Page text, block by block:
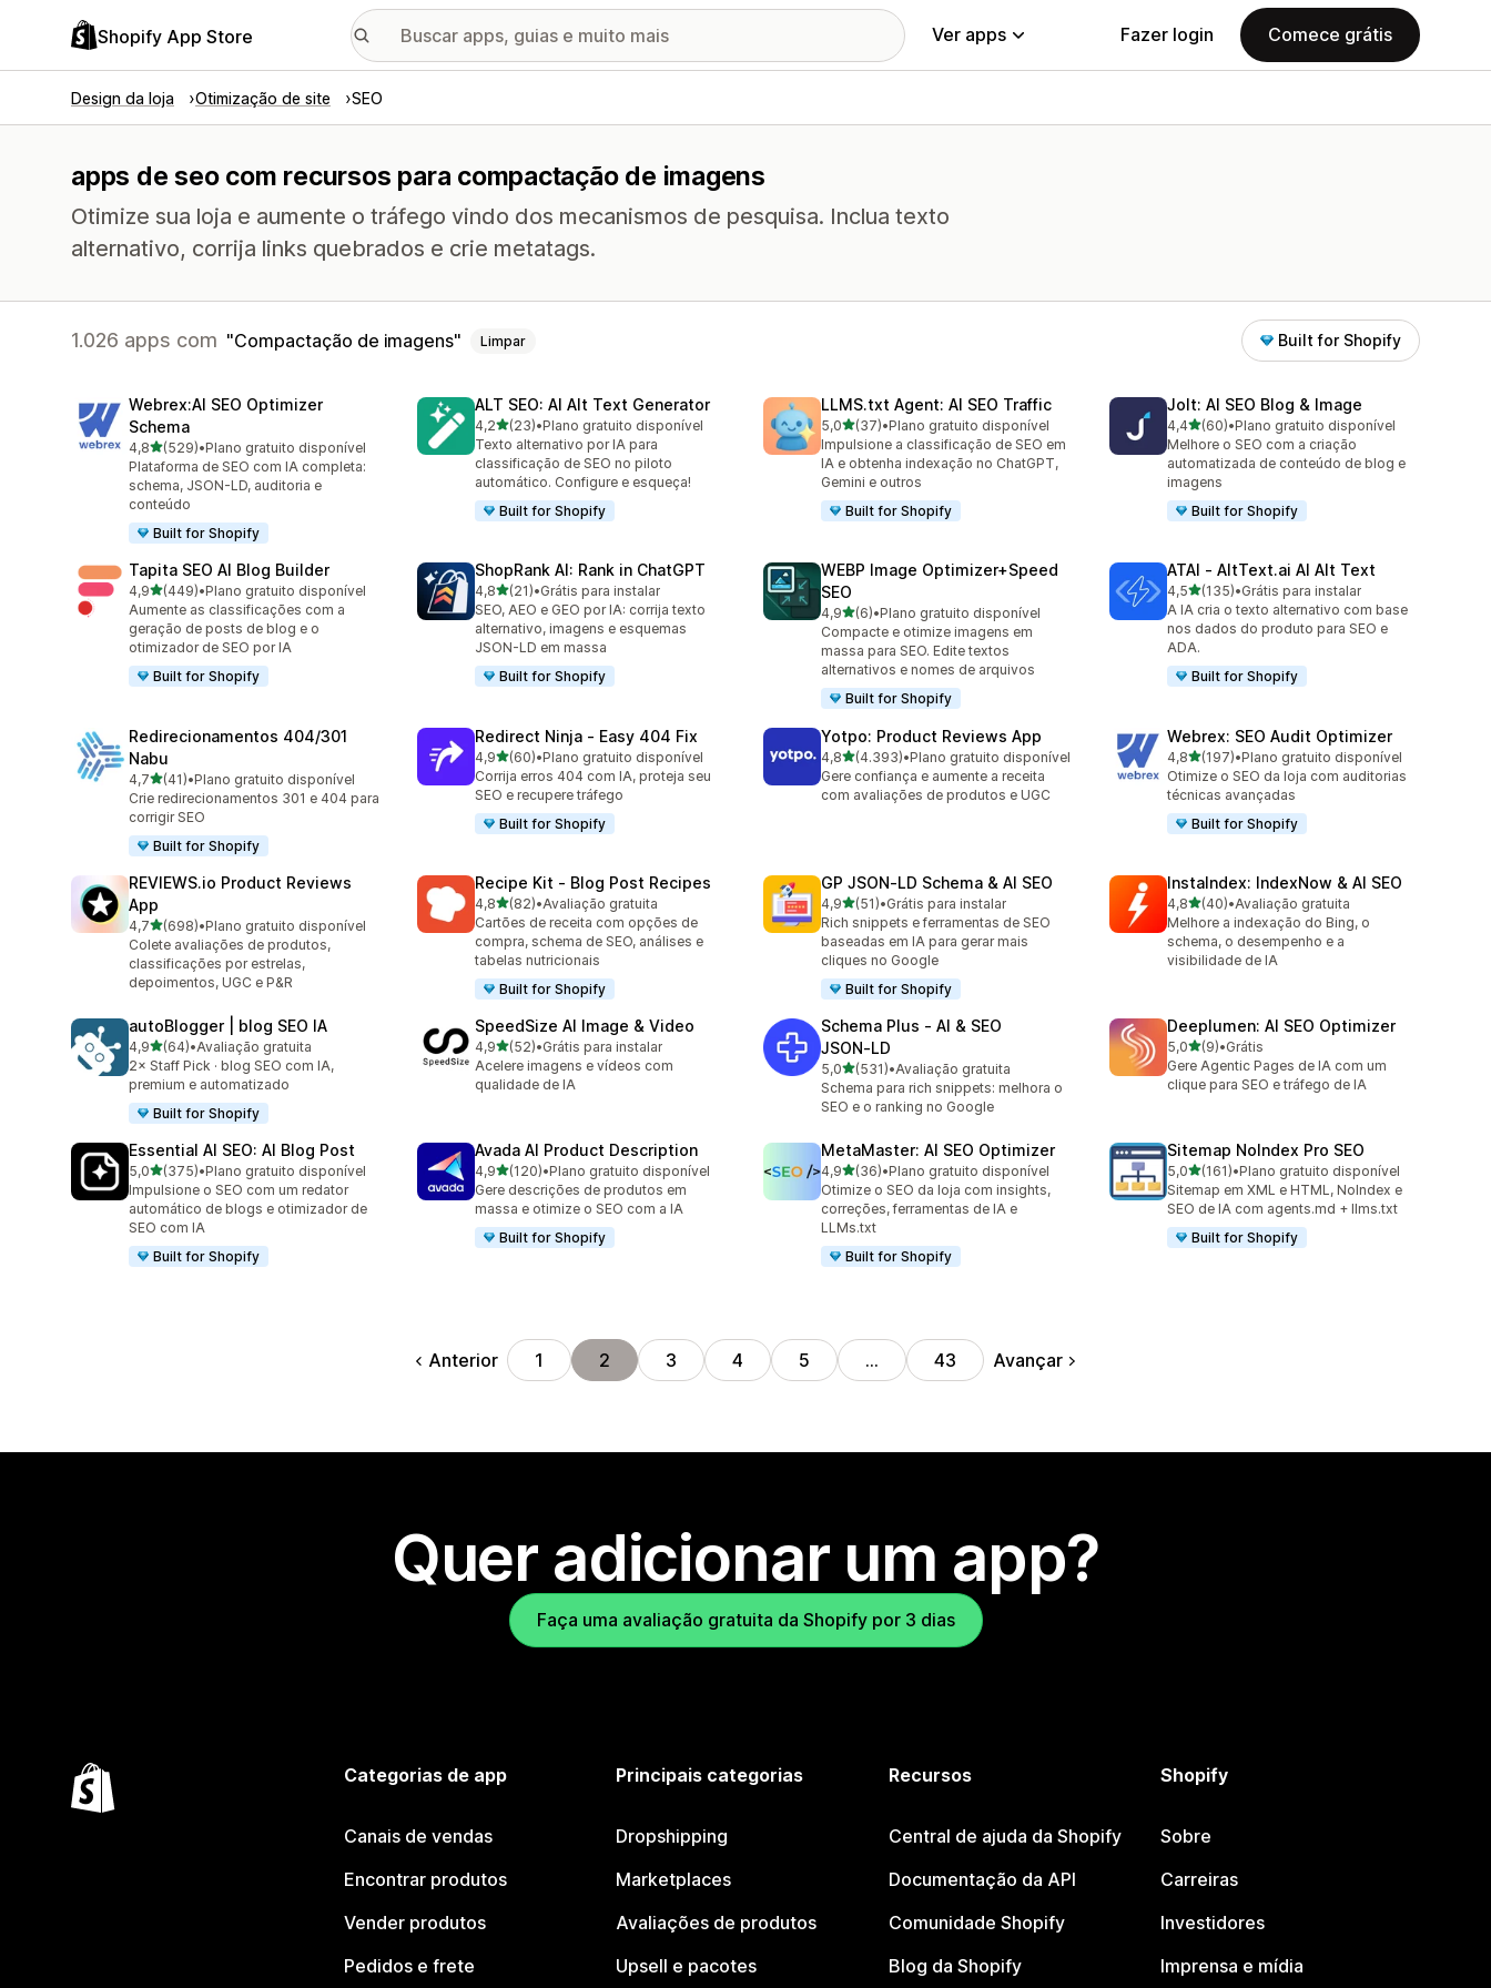
Shopify App Store Ver apps Fazer login Comece grátis
Design da loja Otimização de site SEO
apps de seo com recursos para compactação de imagens
Otimize sua loja e aumente o tráfego vindo dos mecanismos de pesquisa. Inclua texto
alternativo, corrija links quebrados e crie metatags.
1.026 apps com Compactação de imagens Limpar Built for Shopify
Webrex:AI SEO Optimizer
Schema
4,8de 5 estrelas
(529)
529 avaliações ao todo
•Plano gratuito disponível
Plataforma de SEO com IA completa:
schema, JSON-LD, auditoria e
conteúdo
Built for Shopify
ALT SEO: AI Alt Text Generator
4,2de 5 estrelas
(23)
23 avaliações ao todo
•Plano gratuito disponível
Texto alternativo por IA para
classificação de SEO no piloto
automático. Configure e esqueça!
Built for Shopify
LLMS.txt Agent: AI SEO Traffic
5,0de 5 estrelas
(37)
37 avaliações ao todo
•Plano gratuito disponível
Impulsione a classificação de SEO em
IA e obtenha indexação no ChatGPT,
Gemini e outros
Built for Shopify
Jolt: AI SEO Blog & Image
4,4de 5 estrelas
(60)
60 avaliações ao todo
•Plano gratuito disponível
Melhore o SEO com a criação
automatizada de conteúdo de blog e
imagens
Built for Shopify
Tapita SEO AI Blog Builder
4,9de 5 estrelas
(449)
449 avaliações ao todo
•Plano gratuito disponível
Aumente as classificações com a
geração de posts de blog e o
otimizador de SEO por IA
Built for Shopify
ShopRank AI: Rank in ChatGPT
4,8de 5 estrelas
(21)
21 avaliações ao todo
•Grátis para instalar
SEO, AEO e GEO por IA: corrija texto
alternativo, imagens e esquemas
JSON-LD em massa
Built for Shopify
WEBP Image Optimizer+Speed
SEO
4,9de 5 estrelas
(6)
6 avaliações ao todo
•Plano gratuito disponível
Compacte e otimize imagens em
massa para SEO. Edite textos
alternativos e nomes de arquivos
Built for Shopify
ATAI ‑ AltText.ai AI Alt Text
4,5de 5 estrelas
(135)
135 avaliações ao todo
•Grátis para instalar
A IA cria o texto alternativo com base
nos dados do produto para SEO e
ADA.
Built for Shopify
Redirecionamentos 404/301
Nabu
4,7de 5 estrelas
(41)
41 avaliações ao todo
•Plano gratuito disponível
Crie redirecionamentos 301 e 404 para
corrigir SEO
Built for Shopify
Redirect Ninja ‑ Easy 404 Fix
4,9de 5 estrelas
(60)
60 avaliações ao todo
•Plano gratuito disponível
Corrija erros 404 com IA, proteja seu
SEO e recupere tráfego
Built for Shopify
Yotpo: Product Reviews App
4,8de 5 estrelas
(4.393)
4393 avaliações ao todo
•Plano gratuito disponível
Gere confiança e aumente a receita
com avaliações de produtos e UGC
Webrex: SEO Audit Optimizer
4,8de 5 estrelas
(197)
197 avaliações ao todo
•Plano gratuito disponível
Otimize o SEO da loja com auditorias
técnicas avançadas
Built for Shopify
REVIEWS.io Product Reviews
App
4,7de 5 estrelas
(698)
698 avaliações ao todo
•Plano gratuito disponível
Colete avaliações de produtos,
classificações por estrelas,
depoimentos, UGC e P&R
Recipe Kit ‑ Blog Post Recipes
4,8de 5 estrelas
(82)
82 avaliações ao todo
•Avaliação gratuita
Cartões de receita com opções de
compra, schema de SEO, análises e
tabelas nutricionais
Built for Shopify
GP JSON‑LD Schema & AI SEO
4,9de 5 estrelas
(51)
51 avaliações ao todo
•Grátis para instalar
Rich snippets e ferramentas de SEO
baseadas em IA para gerar mais
cliques no Google
Built for Shopify
InstaIndex: IndexNow & AI SEO
4,8de 5 estrelas
(40)
40 avaliações ao todo
•Avaliação gratuita
Melhore a indexação do Bing, o
schema, o desempenho e a
visibilidade de IA
autoBlogger | blog SEO IA
4,9de 5 estrelas
(64)
64 avaliações ao todo
•Avaliação gratuita
2× Staff Pick · blog SEO com IA,
premium e automatizado
Built for Shopify
SpeedSize AI Image & Video
4,9de 5 estrelas
(52)
52 avaliações ao todo
•Grátis para instalar
Acelere imagens e vídeos com
qualidade de IA
Schema Plus ‑ AI & SEO
JSON‑LD
5,0de 5 estrelas
(531)
531 avaliações ao todo
•Avaliação gratuita
Schema para rich snippets: melhora o
SEO e o ranking no Google
Deeplumen: AI SEO Optimizer
5,0de 5 estrelas
(9)
9 avaliações ao todo
•Grátis
Gere Agentic Pages de IA com um
clique para SEO e tráfego de IA
Essential AI SEO: AI Blog Post
5,0de 5 estrelas
(375)
375 avaliações ao todo
•Plano gratuito disponível
Impulsione o SEO com um redator
automático de blogs e otimizador de
SEO com IA
Built for Shopify
Avada AI Product Description
4,9de 5 estrelas
(120)
120 avaliações ao todo
•Plano gratuito disponível
Gere descrições de produtos em
massa e otimize o SEO com a IA
Built for Shopify
MetaMaster: AI SEO Optimizer
4,9de 5 estrelas
(36)
36 avaliações ao todo
•Plano gratuito disponível
Otimize o SEO da loja com insights,
correções, ferramentas de IA e
LLMs.txt
Built for Shopify
Sitemap NoIndex Pro SEO
5,0de 5 estrelas
(161)
161 avaliações ao todo
•Plano gratuito disponível
Sitemap em XML e HTML, NoIndex e
SEO de IA com agents.md + llms.txt
Built for Shopify
Anterior 1 2 3 4 5 … 43 Avançar
Quer adicionar um app?
Faça uma avaliação gratuita da Shopify por 3 dias
Categorias de app
Canais de vendas
Encontrar produtos
Vender produtos
Pedidos e frete
Principais categorias
Dropshipping
Marketplaces
Avaliações de produtos
Upsell e pacotes
Recursos
Central de ajuda da Shopify
Documentação da API
Comunidade Shopify
Blog da Shopify
Shopify
Sobre
Carreiras
Investidores
Imprensa e mídia